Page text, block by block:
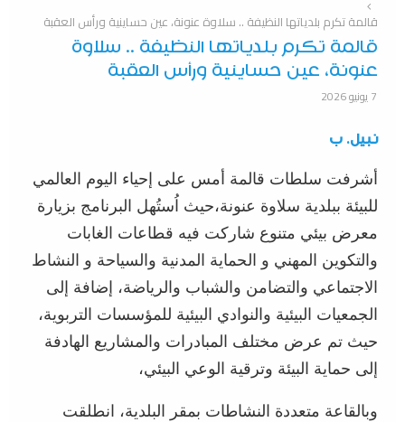
قالمة تكرم بلدياتها النظيفة .. سلاوة عنونة، عين حساينية ورأس العقبة
قالمة تكرم بلدياتها النظيفة .. سلاوة
عنونة، عين حساينية ورأس العقبة
7 يونيو 2026
نبيل. ب
أشرفت سلطات قالمة أمس على إحياء اليوم العالمي
للبيئة ببلدية سلاوة عنونة،حيث اُستُهل البرنامج بزيارة
معرض بيئي متنوع شاركت فيه قطاعات الغابات
والتكوين المهني و الحماية المدنية والسياحة و النشاط
الاجتماعي والتضامن والشباب والرياضة، إضافة إلى
الجمعيات البيئية والنوادي البيئية للمؤسسات التربوية،
حيث تم عرض مختلف المبادرات والمشاريع الهادفة
إلى حماية البيئة وترقية الوعي البيئي،
وبالقاعة متعددة النشاطات بمقر البلدية، انطلقت